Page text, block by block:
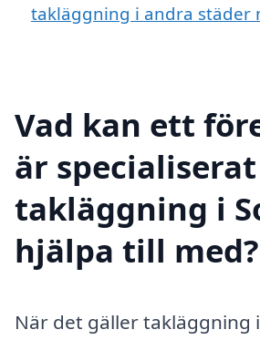
takläggning i andra städer
Vad kan ett
är
takläggning i
hjälpa till med?
När det gäller takläggning